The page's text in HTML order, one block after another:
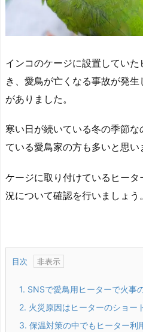
インコのケージに設置してい
き、愛鳥が亡くなる事故が発
がありました。
寒い日が続いている冬の季節
ている愛鳥家の方も多いと思い
ケージに取り付けているヒー
況について確認を行いましょう。
目次
1. SNSで愛鳥用ヒーターで火事
2. 火災原因はヒーターのショー
3. 保温対策の中でもヒーター利